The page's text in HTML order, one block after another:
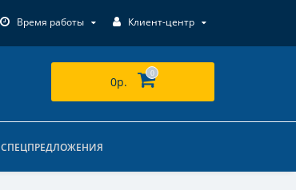
Время работы Клиент-центр
0р.
0
СПЕЦПРЕДЛОЖЕНИЯ